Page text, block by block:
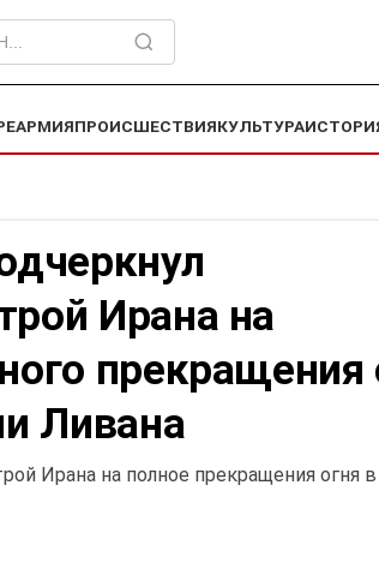
АРМИЯПРОИСШЕСТВИЯКУЛЬТУРА
Ирана на
прекращения
Ливана
Ирана на полное прекращения огня